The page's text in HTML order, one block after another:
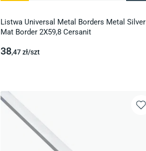
Listwa Universal Metal Borders Metal Silver
Mat Border 2X59,8 Cersanit
38,47zł/szt